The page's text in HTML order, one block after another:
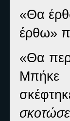
«Θα
έρθω»
«Θα
Μπήκε